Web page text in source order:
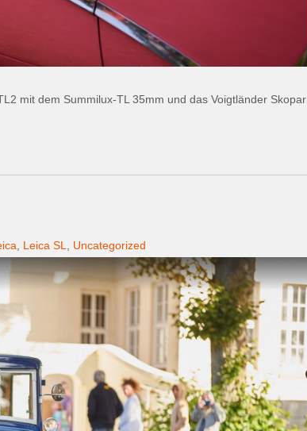
mit dem Summilux-TL 35mm und das Voigtländer Skopar
, Leica SL, Uncategorized